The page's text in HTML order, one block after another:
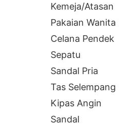
Kemeja/Atasan
Pakaian Wanita
Celana Pendek
Sepatu
Sandal Pria
Tas Selempang
Kipas Angin
Sandal